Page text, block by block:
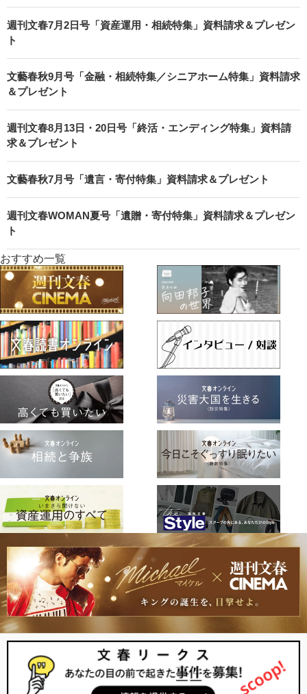
週刊文春7月2日号「資産運用・相続特集」資料請求＆プレゼン
ト
文藝春秋9月号「金融・相続特集／シニアホーム特集」資料請求
＆プレゼント
週刊文春8月13日・20日号「終活・エンディング特集」資料請
求＆プレゼント
文藝春秋7月号「遺言・寄付特集」資料請求＆プレゼント
週刊文春WOMAN夏号「遺贈・寄付特集」資料請求＆プレゼン
ト
おすすめ一覧